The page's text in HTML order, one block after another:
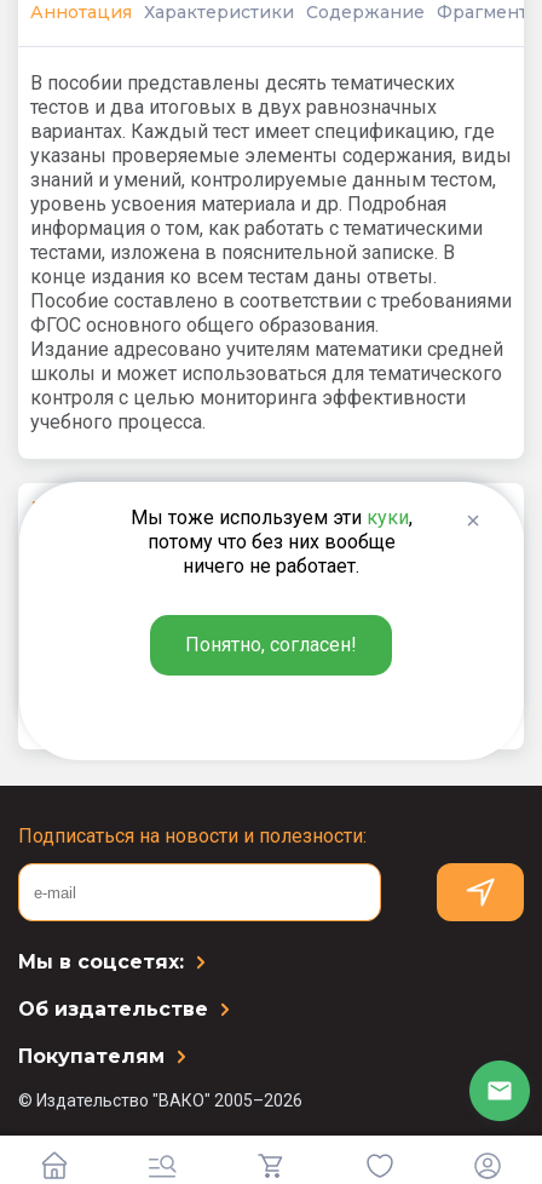
Аннотация Характеристики Содержание Фрагмент
В пособии представлены десять тематических
тестов и два итоговых в двух равнозначных
вариантах. Каждый тест имеет спецификацию, где
указаны проверяемые элементы содержания, виды
знаний и умений, контролируемые данным тестом,
уровень усвоения материала и др. Подробная
информация о том, как работать с тематическими
тестами, изложена в пояснительной записке. В
конце издания ко всем тестам даны ответы.
Пособие составлено в соответствии с требованиями
ФГОС основного общего образования.
Издание адресовано учителям математики средней
школы и может использоваться для тематического
контроля с целью мониторинга эффективности
учебного процесса.
Рекомендуем
Писаревский Б.М.
Экстремумы и касательные:
сборник заданий. 10–11 классы
Подписаться на новости и полезности:
Мы в соцсетях:
Об издательстве
Покупателям
© Издательство "ВАКО" 2005–2026
Мы тоже используем эти куки,
потому что без них вообще
ничего не работает.
Понятно, согласен!